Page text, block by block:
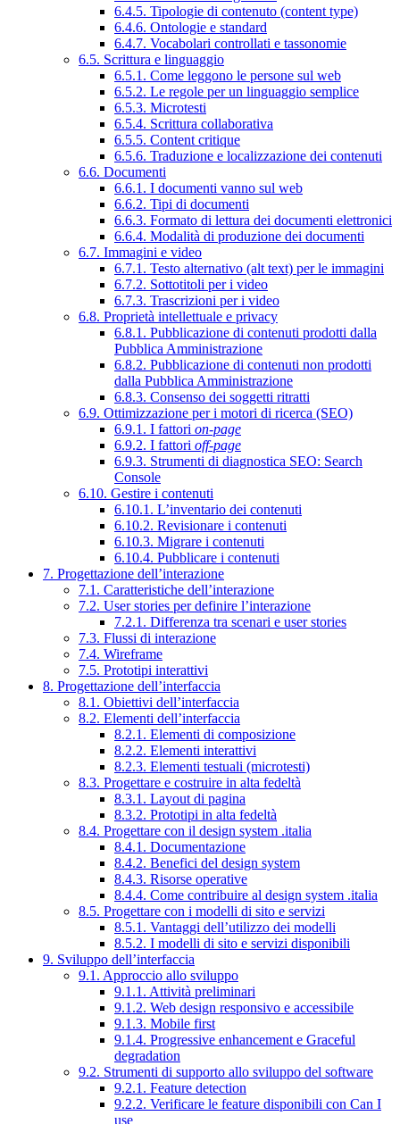
6.4.5. Tipologie di contenuto (content type)
6.4.6. Ontologie e standard
6.4.7. Vocabolari controllati e tassonomie
6.5. Scrittura e linguaggio
6.5.1. Come leggono le persone sul web
6.5.2. Le regole per un linguaggio semplice
6.5.3. Microtesti
6.5.4. Scrittura collaborativa
6.5.5. Content critique
6.5.6. Traduzione e localizzazione dei contenuti
6.6. Documenti
6.6.1. I documenti vanno sul web
6.6.2. Tipi di documenti
6.6.3. Formato di lettura dei documenti elettronici
6.6.4. Modalità di produzione dei documenti
6.7. Immagini e video
6.7.1. Testo alternativo (alt text) per le immagini
6.7.2. Sottotitoli per i video
6.7.3. Trascrizioni per i video
6.8. Proprietà intellettuale e privacy
6.8.1. Pubblicazione di contenuti prodotti dalla
Pubblica Amministrazione
6.8.2. Pubblicazione di contenuti non prodotti
dalla Pubblica Amministrazione
6.8.3. Consenso dei soggetti ritratti
6.9. Ottimizzazione per i motori di ricerca (SEO)
6.9.1. I fattori on-page
6.9.2. I fattori off-page
6.9.3. Strumenti di diagnostica SEO: Search
Console
6.10. Gestire i contenuti
6.10.1. L’inventario dei contenuti
6.10.2. Revisionare i contenuti
6.10.3. Migrare i contenuti
6.10.4. Pubblicare i contenuti
7. Progettazione dell’interazione
7.1. Caratteristiche dell’interazione
7.2. User stories per definire l’interazione
7.2.1. Differenza tra scenari e user stories
7.3. Flussi di interazione
7.4. Wireframe
7.5. Prototipi interattivi
8. Progettazione dell’interfaccia
8.1. Obiettivi dell’interfaccia
8.2. Elementi dell’interfaccia
8.2.1. Elementi di composizione
8.2.2. Elementi interattivi
8.2.3. Elementi testuali (microtesti)
8.3. Progettare e costruire in alta fedeltà
8.3.1. Layout di pagina
8.3.2. Prototipi in alta fedeltà
8.4. Progettare con il design system .italia
8.4.1. Documentazione
8.4.2. Benefici del design system
8.4.3. Risorse operative
8.4.4. Come contribuire al design system .italia
8.5. Progettare con i modelli di sito e servizi
8.5.1. Vantaggi dell’utilizzo dei modelli
8.5.2. I modelli di sito e servizi disponibili
9. Sviluppo dell’interfaccia
9.1. Approccio allo sviluppo
9.1.1. Attività preliminari
9.1.2. Web design responsivo e accessibile
9.1.3. Mobile first
9.1.4. Progressive enhancement e Graceful
degradation
9.2. Strumenti di supporto allo sviluppo del software
9.2.1. Feature detection
9.2.2. Verificare le feature disponibili con Can I
use